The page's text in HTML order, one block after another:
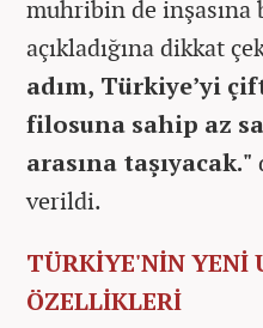
muhribin de inşasına
açıkladığına dikkat
adım, Türkiye’yi
filosuna sahip az
arasına taşıyacak."
verildi.
TÜRKİYE'NİN YENİ
ÖZELLİKLERİ